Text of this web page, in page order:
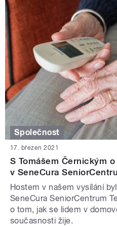
Společnost
17. březen 2021
S Tomášem Černickým
v SeneCura
Hostem v našem vysílání
SeneCura SeniorCentrum
o tom, jak se lidem v
současnosti žije.